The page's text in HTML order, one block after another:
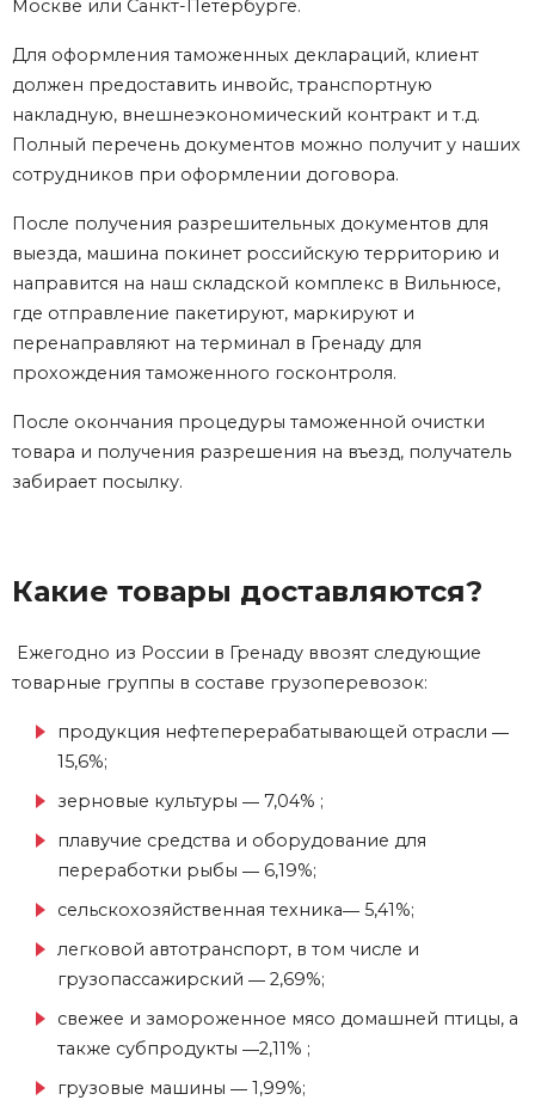
Москве или Санкт-Петербурге.
Для оформления таможенных деклараций, клиент
должен предоставить инвойс, транспортную
накладную, внешнеэкономический контракт и т.д.
Полный перечень документов можно получит у наших
сотрудников при оформлении договора.
После получения разрешительных документов для
выезда, машина покинет российскую территорию и
направится на наш складской комплекс в Вильнюсе,
где отправление пакетируют, маркируют и
перенаправляют на терминал в Гренаду для
прохождения таможенного госконтроля.
После окончания процедуры таможенной очистки
товара и получения разрешения на въезд, получатель
забирает посылку.
Какие товары доставляются?
Ежегодно из России в Гренаду ввозят следующие
товарные группы в составе грузоперевозок:
продукция нефтеперерабатывающей отрасли ―
15,6%;
зерновые культуры ― 7,04% ;
плавучие средства и оборудование для
переработки рыбы ― 6,19%;
сельскохозяйственная техника― 5,41%;
легковой автотранспорт, в том числе и
грузопассажирский ― 2,69%;
свежее и замороженное мясо домашней птицы, а
также субпродукты ―2,11% ;
грузовые машины ― 1,99%;